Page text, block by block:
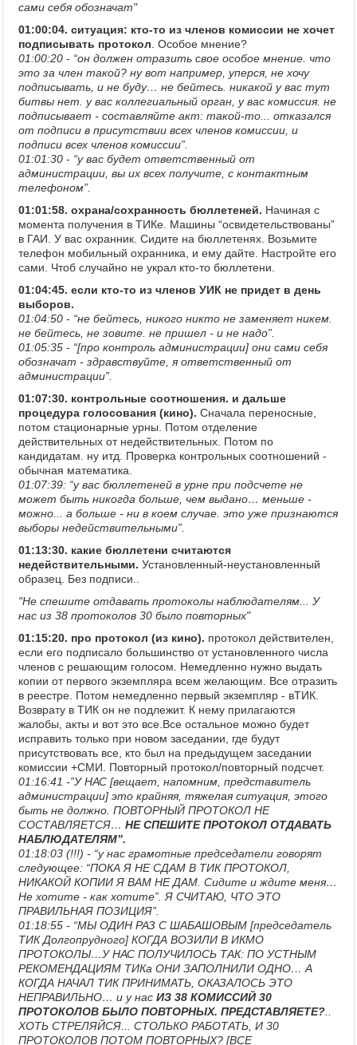
сами себя обозначат"
01:00:04. ситуация: кто-то из членов комиссии не хочет
подписывать протокол . Особое мнение?
01:00:20 - “он должен отразить свое особое мнение. что
это за член такой? ну вот например, уперся, не хочу
подписывать, и не буду… не бейтесь. никакой у вас тут
битвы нет. у вас коллегиальный орган, у вас комиссия. не
подписывает - составляйте акт: такой-то... отказался
от подписи в присутствии всех членов комиссии, и
подписи всех членов комиссии”.
01:01:30 - “у вас будет ответственный от
администрации, вы их всех получите, с контактным
телефоном”.
01:01:58. охрана/сохранность бюллетеней. Начиная с
момента получения в ТИКе. Машины “освидетельствованы”
в ГАИ. У вас охранник. Сидите на бюллетенях. Возьмите
телефон мобильный охранника, и ему дайте. Настройте его
сами. Чтоб случайно не украл кто-то бюллетени.
01:04:45. если кто-то из членов УИК не придет в день
выборов.
01:04:50 - “не бейтесь, никого никто не заменяет никем.
не бейтесь, не зовите. не пришел - и не надо”.
01:05:35 - “[про контроль администрации] они сами себя
обозначат - здравствуйте, я ответственный от
администрации”.
01:07:30. контрольные соотношения. и дальше
процедура голосования (кино). Сначала переносные,
потом стационарные урны. Потом отделение
действительных от недействительных. Потом по
кандидатам. ну итд. Проверка контрольных соотношений -
обычная математика.
01:07:39: “у вас бюллетеней в урне при подсчете не
может быть никогда больше, чем выдано… меньше -
можно... а больше - ни в коем случае. это уже признаются
выборы недействительными”.
01:13:30. какие бюллетени считаются
недействительными. Установленный-неустановленный
образец. Без подписи..
"Не спешите отдавать протоколы наблюдателям... У
нас из 38 протоколов 30 было повторных"
01:15:20. про протокол (из кино). протокол действителен,
если его подписало большинство от установленного числа
членов с решающим голосом. Немедленно нужно выдать
копии от первого экземпляра всем желающим. Все отразить
в реестре. Потом немедленно первый экземпляр - вТИК.
Возврату в ТИК он не подлежит. К нему прилагаются
жалобы, акты и вот это все.Все остальное можно будет
исправить только при новом заседании, где будут
присутствовать все, кто был на предыдущем заседании
комиссии +СМИ. Повторный протокол/повторный подсчет.
01:16:41 -”У НАС [вещает, напомним, представитель
администрации] это крайняя, тяжелая ситуация, этого
быть не должно. ПОВТОРНЫЙ ПРОТОКОЛ НЕ
СОСТАВЛЯЕТСЯ… НЕ СПЕШИТЕ ПРОТОКОЛ ОТДАВАТЬ
НАБЛЮДАТЕЛЯМ”.
01:18:03 (!!!) - “у нас грамотные председатели говорят
следующее: “ПОКА Я НЕ СДАМ В ТИК ПРОТОКОЛ,
НИКАКОЙ КОПИИ Я ВАМ НЕ ДАМ. Сидите и ждите меня…
Не хотите - как хотите”. Я СЧИТАЮ, ЧТО ЭТО
ПРАВИЛЬНАЯ ПОЗИЦИЯ”.
01:18:55 - “МЫ ОДИН РАЗ С ШАБАШОВЫМ [председатель
ТИК Долгопрудного] КОГДА ВОЗИЛИ В ИКМО
ПРОТОКОЛЫ…У НАС ПОЛУЧИЛОСЬ ТАК: ПО УСТНЫМ
РЕКОМЕНДАЦИЯМ ТИКа ОНИ ЗАПОЛНИЛИ ОДНО… А
КОГДА НАЧАЛ ТИК ПРИНИМАТЬ, ОКАЗАЛОСЬ ЭТО
НЕПРАВИЛЬНО… и у нас ИЗ 38 КОМИССИЙ 30
ПРОТОКОЛОВ БЫЛО ПОВТОРНЫХ. ПРЕДСТАВЛЯЕТЕ?
ХОТЬ СТРЕЛЯЙСЯ... СТОЛЬКО РАБОТАТЬ, И 30
ПРОТОКОЛОВ ПОТОМ ПОВТОРНЫХ? [ВСЕ